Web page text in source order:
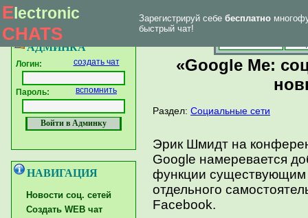
Electronic
CHATS
Зарегистрируй себе бесплатно
быстрый чат!
Главная страница| Форум тех. поддержки Впервые у
АДМИНКА
Логин: создать чат
Пароль: вспомнить
НАВИГАЦИЯ
Новости соц. сетей
Создать WEB чат
«Google Me:
Раздел: Социальные сети
Эрик Шмидт на
Google намеревается
функции существующим
отдельного
Facebook.